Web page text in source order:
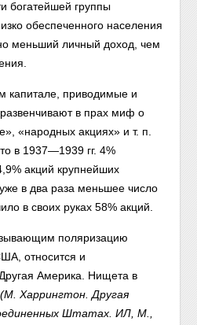
богатейшей группы
обеспеченного населения
меньший личный доход, чем
капитале, приводимые и
в прах миф о
«народных акциях» и т. п.
в 1937—1939 гг. 4%
акций крупнейших
в два раза меньшее число
в своих руках 58% акций.
поляризацию
относится и
Америка. Нищета в
(М. Харрингтон. Другая
Штатах. ИЛ, М.,